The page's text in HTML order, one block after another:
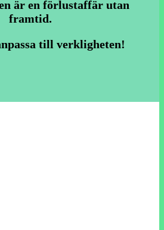
är en förlustaffär utan
framtid.
till verkligheten!